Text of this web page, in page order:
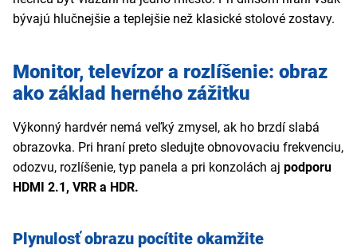
bývajú hlučnejšie a teplejšie než klasické stolové zostavy.
Monitor, televízor a rozlíšenie: obraz
ako základ herného zážitku
Výkonný hardvér nemá veľký zmysel, ak ho brzdí slabá
obrazovka. Pri hraní preto sledujte obnovovaciu frekvenciu,
odozvu, rozlíšenie, typ panela a pri konzolách aj podporu
HDMI 2.1, VRR a HDR.
Plynulosť obrazu pocítite okamžite